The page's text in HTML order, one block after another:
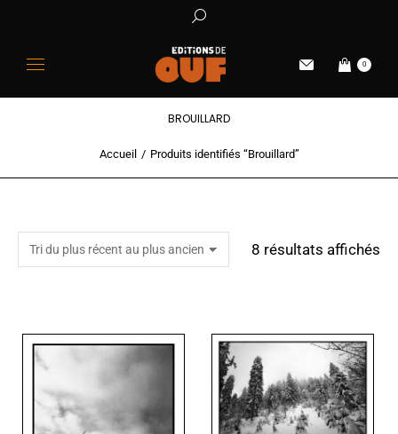
0
BROUILLARD
Vous êtes ici :
Accueil Produits identifiés “Brouillard”
8 résultats affichés